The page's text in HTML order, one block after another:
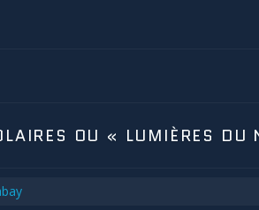
OU « LUMIÈRES DU